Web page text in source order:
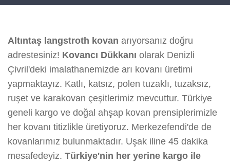
Altıntaş langstroth kovan arıyorsanız doğru
adrestesiniz! Kovancı Dükkanı olarak Denizli
Çivril'deki imalathanemizde arı kovanı üretimi
yapmaktayız. Katlı, katsız, polen tuzaklı, tuzaksız,
ruşet ve karakovan çeşitlerimiz mevcuttur. Türkiye
geneli kargo ve doğal ahşap kovan prensiplerimizle
her kovanı titizlikle üretiyoruz. Merkezefendi'de de
kovanlarımız bulunmaktadır. Uşak iline 45 dakika
mesafedeyiz. Türkiye'nin her yerine kargo ile